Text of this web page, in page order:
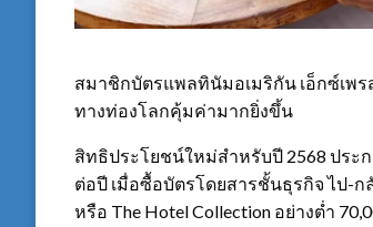
สมาชิกบัตรแพลทินัมอเมริกัน เอ็กซ์เพ
ทางท่องโลกคุ้มค่ามากยิ่งขึ้น
สิทธิประโยชน์ใหม่สำหรับปี 2568 ประ
ต่อปี เมื่อซื้อบัตรโดยสารชั้นธุรกิจ ไป-ก
หรือ The Hotel Collection อย่างต่ำ